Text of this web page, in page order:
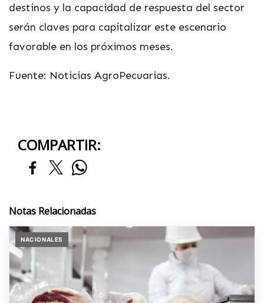
destinos y la capacidad de respuesta del sector
serán claves para capitalizar este escenario
favorable en los próximos meses.
Fuente: Noticias AgroPecuarias.
COMPARTIR:
Notas Relacionadas
NACIONALES